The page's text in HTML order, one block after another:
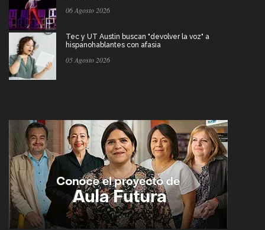
06 Agosto 2026
Tec y UT Austin buscan "devolver la voz" a
hispanohablantes con afasia
05 Agosto 2026